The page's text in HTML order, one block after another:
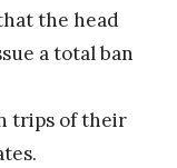
the head
a total ban
trips of their